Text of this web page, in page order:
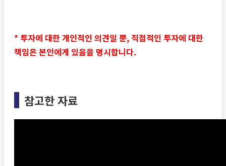
* 투자에 대한 개인적인 의견일 뿐, 직접적인 투자에 대한
책임은 본인에게 있음을 명시합니다.
참고한 자료